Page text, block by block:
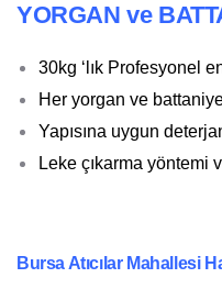
YORGAN ve
30kg ‘lık Profesyonel
Her yorgan ve
Yapısına uygun
Leke çıkarma yöntemi
Bursa Atıcılar Mahallesi